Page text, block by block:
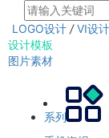
LOGO设计 / VI设计
设计模板
图片素材
系列